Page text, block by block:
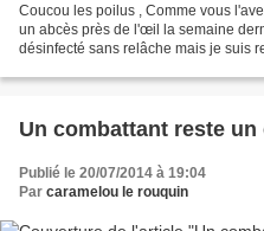
Coucou les poilus , Comme vous
un abcès près de l'œil la semaine
désinfecté sans relâche mais je suis
Un combattant reste
Publié le 20/07/2014 à 19:04
Par caramelou le rouquin